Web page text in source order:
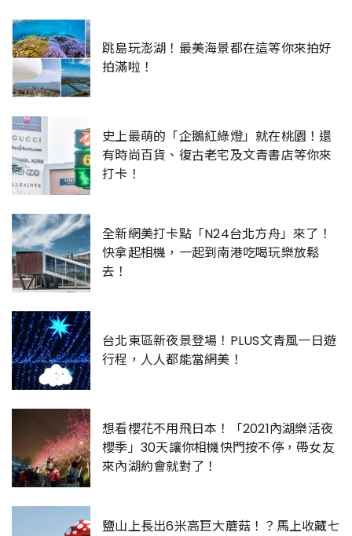
跳島玩澎湖！最美海景都在這等你來拍好
拍滿啦！
史上最萌的「企鵝紅綠燈」就在桃園！還
有時尚百貨、復古老宅及文青書店等你來
打卡！
全新網美打卡點「N24台北方舟」來了！
快拿起相機，一起到南港吃喝玩樂放鬆
去！
台北東區新夜景登場！PLUS文青風一日遊
行程，人人都能當網美！
想看櫻花不用飛日本！「2021內湖樂活夜
櫻季」30天讓你相機快門按不停，帶女友
來內湖約會就對了！
鹽山上長出6米高巨大蘑菇！？馬上收藏七